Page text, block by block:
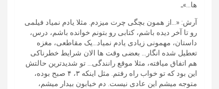
ها…»ـ
آرش: «…از همون بچگی چرت میزدم. مثلا یادم نمیاد فیلمی
رو تا آخر دیده باشم، کتابی رو بتونم خوانده باشم، درس،
داستان، مهمونی زیادی یادم نمیاد…یک مقاطعی، مغزه
تعطیل شده انگار… بعضی وقت ها الان شرایط خطرناکی
هم اتفاق میافته، مثلا موقع رانندگی… تو شدیدترین حالتش
این بود که تو خواب راه رفتم. مثل اینکه ۳، ۴ صبح بوده،
متوجه میشم این عادی نیست. دم خیابون بیدار میشم،